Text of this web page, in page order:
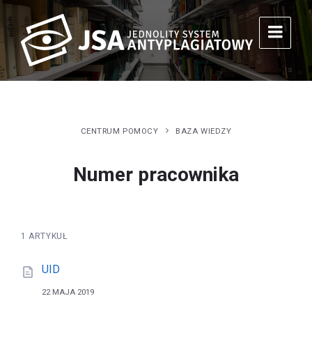
CENTRUM POMOCY BAZA WIEDZY
Numer pracownika
1 ARTYKUŁ
UID
22 MAJA 2019